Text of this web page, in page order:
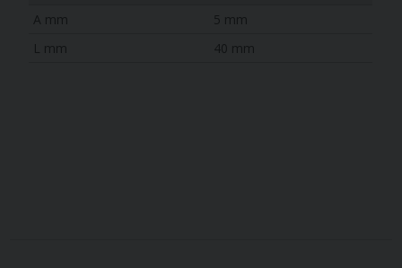
A mm
5 mm
L mm
40 mm